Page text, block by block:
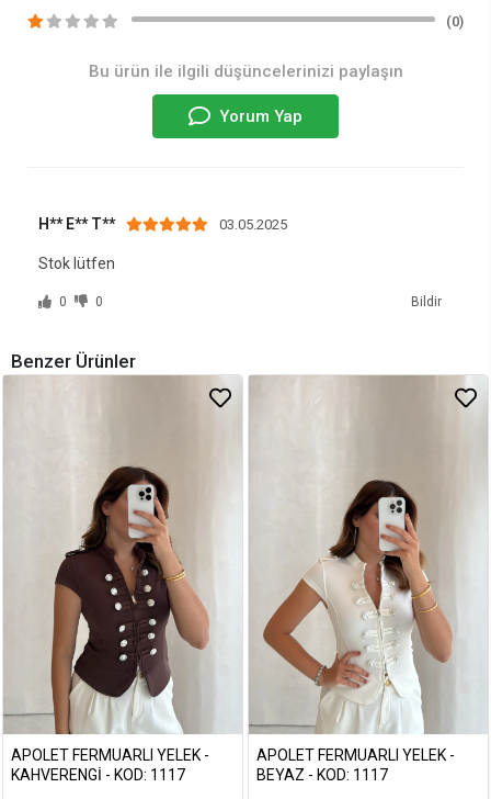
(0)
Bu ürün ile ilgili düşüncelerinizi paylaşın
Yorum Yap
H** E** T** 03.05.2025
Stok lütfen
0 0 Bildir
Benzer Ürünler
APOLET FERMUARLI YELEK -
KAHVERENGI - KOD: 1117
APOLET FERMUARLI YELEK -
BEYAZ - KOD: 1117